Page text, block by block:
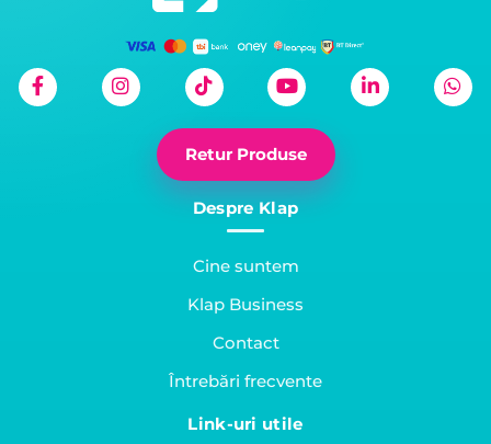
Retur Produse
Despre Klap
Cine suntem
Klap Business
Contact
Întrebări frecvente
Link-uri utile